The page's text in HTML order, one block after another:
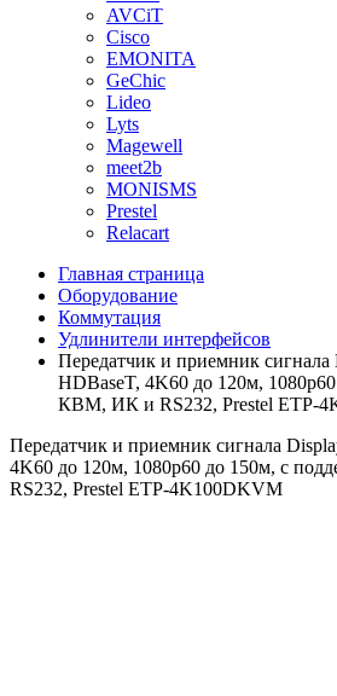
AVCiT
Cisco
EMONITA
GeChic
Lideo
Lyts
Magewell
meet2b
MONISMS
Prestel
Relacart
Главная страница
Оборудование
Коммутация
Удлинители интерфейсов
Передатчик и приемник сигнала
HDBaseT, 4K60 до 120м,
КВМ, ИК и RS232, Prestel ETP-
Передатчик и приемник сигнала
4K60 до 120м, 1080p60 до 150м, с
RS232, Prestel ETP-4K100DKVM